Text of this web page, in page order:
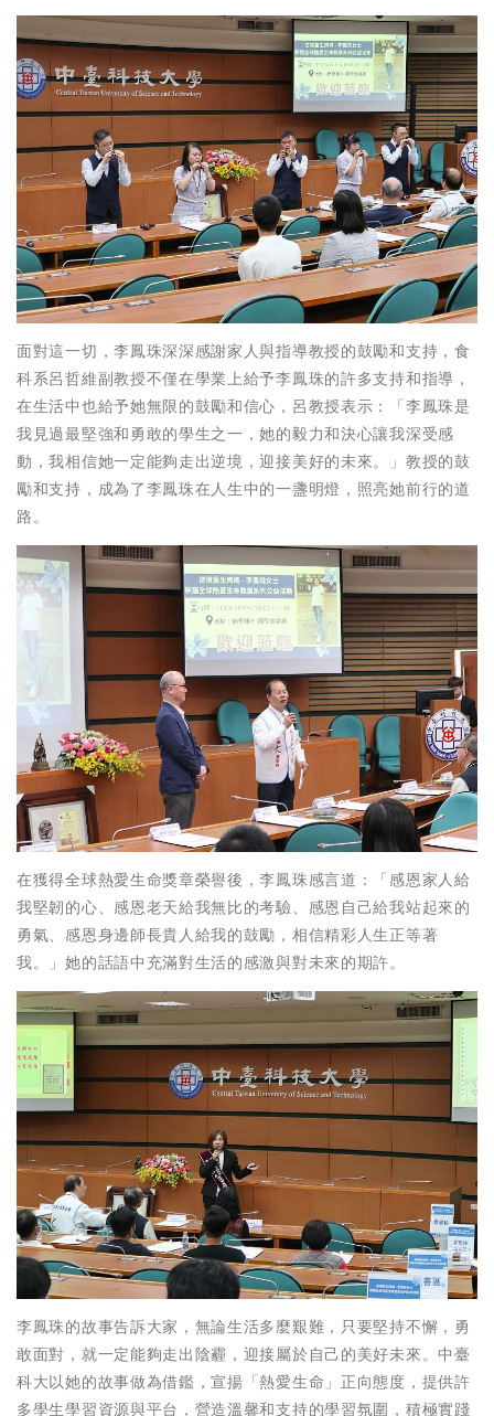
面對這一切，李鳳珠深深感謝家人與指導教授的鼓勵和支持，食
科系呂哲維副教授不僅在學業上給予李鳳珠的許多支持和指導，
在生活中也給予她無限的鼓勵和信心，呂教授表示：「李鳳珠是
我見過最堅強和勇敢的學生之一，她的毅力和決心讓我深受感
動，我相信她一定能夠走出逆境，迎接美好的未來。」教授的鼓
勵和支持，成為了李鳳珠在人生中的一盞明燈，照亮她前行的道
路。
在獲得全球熱愛生命獎章榮譽後，李鳳珠感言道：「感恩家人給
我堅韌的心、感恩老天給我無比的考驗、感恩自己給我站起來的
勇氣、感恩身邊師長貴人給我的鼓勵，相信精彩人生正等著
我。」她的話語中充滿對生活的感激與對未來的期許。
李鳳珠的故事告訴大家，無論生活多麼艱難，只要堅持不懈，勇
敢面對，就一定能夠走出陰霾，迎接屬於自己的美好未來。中臺
科大以她的故事做為借鑑，宣揚「熱愛生命」正向態度，提供許
多學生學習資源與平台，營造溫馨和支持的學習氛圍，積極實踐